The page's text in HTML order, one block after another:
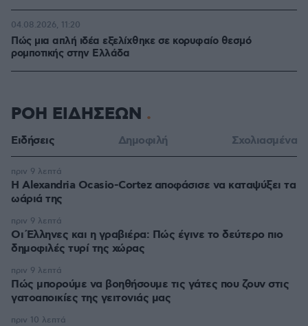
Πώς μια απλή ιδέα εξελίχθηκε σε κορυφαίο θεσμό
ρομποτικής στην Ελλάδα
04.08.2026, 11:20
ΡΟΗ ΕΙΔΗΣΕΩΝ
Ειδήσεις Δημοφιλή Σχολιασμένα
Η Alexandria Ocasio-Cortez αποφάσισε να καταψύξει τα
ωάριά της
πριν 9 λεπτά
Οι Έλληνες και η γραβιέρα: Πώς έγινε το δεύτερο πιο
δημοφιλές τυρί της χώρας
πριν 9 λεπτά
Πώς μπορούμε να βοηθήσουμε τις γάτες που ζουν στις
γατοαποικίες της γειτονιάς μας
πριν 9 λεπτά
πριν 10 λεπτά